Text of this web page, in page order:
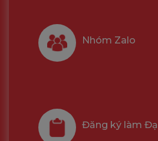
Đà Nẵng: 293 Nguyễn Tri
Đà Nẵng
Hồ Chí Minh: 51/10 Thành Thái,
0987256898
Website:
Nhóm Zalo
Đăng ký làm